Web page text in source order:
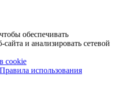
обеспечивать
и анализировать сетевой
cookie
Правила использования